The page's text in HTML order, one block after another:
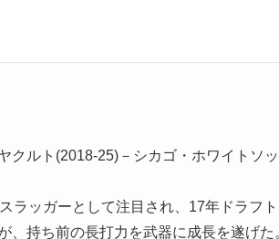
クルト(2018-25)－ シカゴ・ホワイトソ
ラッガーとして注目され、17年ドラフ
、持ち前の長打力を武器に成長を遂げた